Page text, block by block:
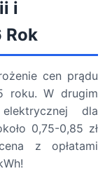
i
Rok
cen prądu
roku. W drugim
dla
0,75-0,85 zł
z opłatami